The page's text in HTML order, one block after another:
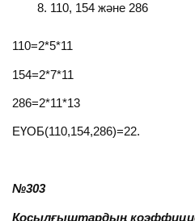
110, 154 және 286
110=2*5*11
154=2*7*11
286=2*11*13
ЕҮОБ(110,154,286)=22.
№303
Қосылғыштардың